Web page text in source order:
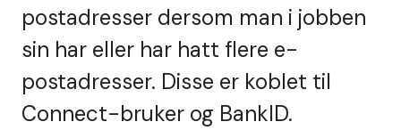
postadresser dersom man i jobben
sin har eller har hatt flere e-
postadresser. Disse er koblet til
Connect-bruker og BankID.